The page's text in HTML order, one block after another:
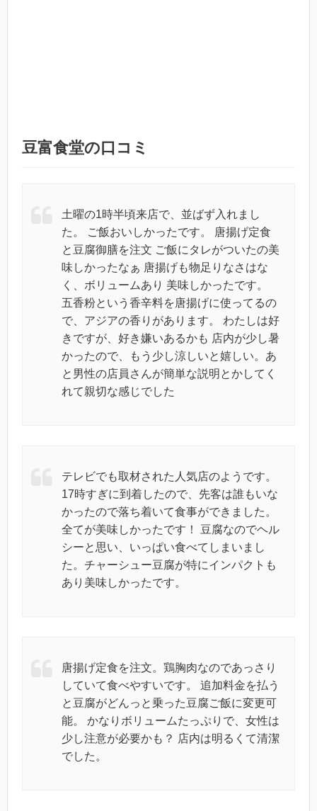
豆富食堂の口コミ
土曜の1時半頃来店で、並ばず入れまし
た。 ご飯おいしかったです。 唐揚げ定食
と豆腐御膳を注文 ご飯にタレがついたの美
味しかったなぁ 唐揚げも物足りなさはな
く、ボリュームあり 美味しかったです。
五香粉という香辛料を唐揚げに使ってるの
で、アジアの香りがあります。 わたしは好
きですが、好き嫌いあるかも 店内が少し暑
かったので、もう少し涼しいと嬉しい。あ
と男性の店員さんが簡単な説明とかしてく
れて親切な感じでした
テレビでも取材された人気店のようです。
17時すぎに到着したので、先客は誰もいな
かったので落ち着いて食事ができました。
全てが美味しかったです！ 豆腐なのでヘル
シーと思い、いっぱい食べてしまいまし
た。チャーシュー豆腐が特にインパクトも
あり美味しかったです。
唐揚げ定食を注文。鶏胸肉なのであっさり
していて食べやすいです。 追加料金を払う
と豆腐がどんっと乗った豆腐ご飯に変更可
能。 かなりボリュームたっぷりで、女性は
少し注意が必要かも？ 店内は明るくて清潔
でした。